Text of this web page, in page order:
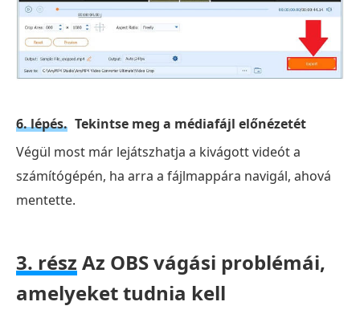
6. lépés. Tekintse meg a médiafájl előnézetét
Végül most már lejátszhatja a kivágott videót a
számítógépén, ha arra a fájlmappára navigál, ahová
mentette.
3. rész Az OBS vágási problémái,
amelyeket tudnia kell